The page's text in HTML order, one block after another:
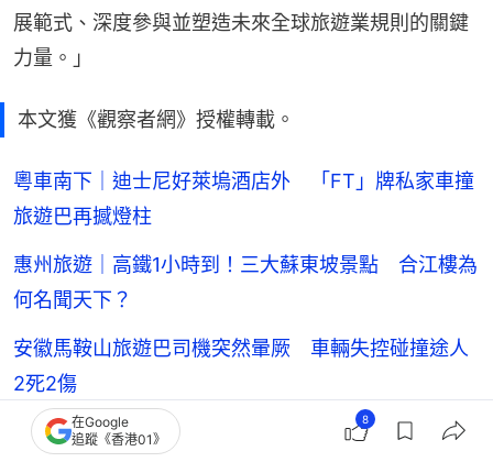
展範式、深度參與並塑造未來全球旅遊業規則的關鍵
力量。」
本文獲《觀察者網》授權轉載。
粵車南下｜迪士尼好萊塢酒店外 「FT」牌私家車撞
旅遊巴再撼燈柱
惠州旅遊｜高鐵1小時到！三大蘇東坡景點 合江樓為
何名聞天下？
安徽馬鞍山旅遊巴司機突然暈厥 車輛失控碰撞途人
2死2傷
在Google
追蹤《香港01》
8